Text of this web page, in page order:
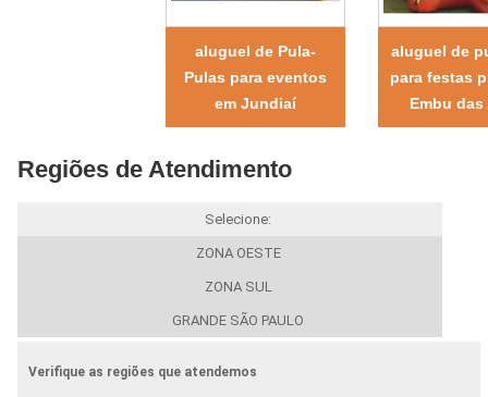
aluguel de Pula-
Pulas para eventos
em Jundiaí
aluguel de
para festas
Embu das
Regiões de Atendimento
Selecione:
ZONA OESTE
ZONA SUL
GRANDE SÃO PAULO
Verifique as regiões que atendemos